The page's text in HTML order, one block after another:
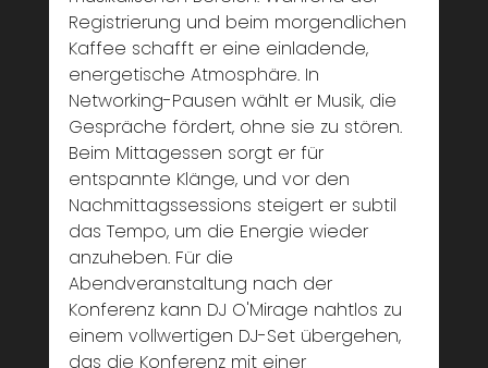
Registrierung und beim morgendlichen
Kaffee schafft er eine einladende,
energetische Atmosphäre. In
Networking-Pausen wählt er Musik, die
Gespräche fördert, ohne sie zu stören.
Beim Mittagessen sorgt er für
entspannte Klänge, und vor den
Nachmittagssessions steigert er subtil
das Tempo, um die Energie wieder
anzuheben. Für die
Abendveranstaltung nach der
Konferenz kann DJ O'Mirage nahtlos zu
einem vollwertigen DJ-Set übergehen,
das die Konferenz mit einer